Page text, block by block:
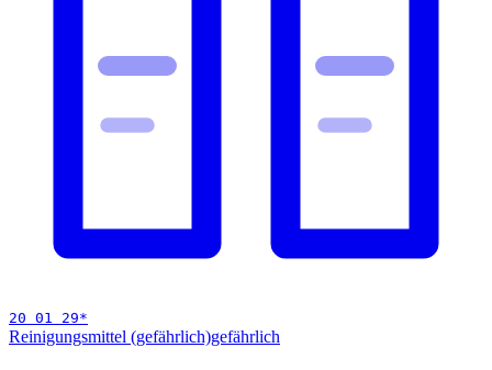
20 01 29*
Reinigungsmittel (gefährlich)gefährlich